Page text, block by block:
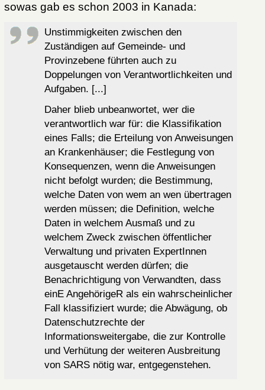
sowas gab es schon 2003 in Kanada:
Unstimmigkeiten zwischen den
Zuständigen auf Gemeinde- und
Provinzebene führten auch zu
Doppelungen von Verantwortlichkeiten und
Aufgaben. [...]
Daher blieb unbeanwortet, wer die
verantwortlich war für: die Klassifikation
eines Falls; die Erteilung von Anweisungen
an Krankenhäuser; die Festlegung von
Konsequenzen, wenn die Anweisungen
nicht befolgt wurden; die Bestimmung,
welche Daten von wem an wen übertragen
werden müssen; die Definition, welche
Daten in welchem Ausmaß und zu
welchem Zweck zwischen öffentlicher
Verwaltung und privaten ExpertInnen
ausgetauscht werden dürfen; die
Benachrichtigung von Verwandten, dass
einE AngehörigeR als ein wahrscheinlicher
Fall klassifiziert wurde; die Abwägung, ob
Datenschutzrechte der
Informationsweitergabe, die zur Kontrolle
und Verhütung der weiteren Ausbreitung
von SARS nötig war, entgegenstehen.